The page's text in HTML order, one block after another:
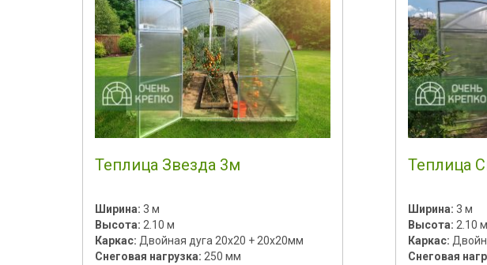
Теплица Звезда 3м
Ширина:3 м
Высота:2.10 м
Каркас:Двойная дуга 20х20 + 20х20мм
Снеговая нагрузка:250 мм
Теплица
Ширина:3 м
Высота:2.10 м
Каркас:
Снеговая